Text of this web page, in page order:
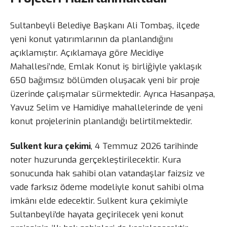
Sultanbeyli Belediye Başkanı Ali Tombaş, ilçede
yeni konut yatırımlarının da planlandığını
açıklamıştır. Açıklamaya göre Mecidiye
Mahallesi’nde, Emlak Konut iş birliğiyle yaklaşık
650 bağımsız bölümden oluşacak yeni bir proje
üzerinde çalışmalar sürmektedir. Ayrıca Hasanpaşa,
Yavuz Selim ve Hamidiye mahallelerinde de yeni
konut projelerinin planlandığı belirtilmektedir.
Sulkent kura çekimi, 4 Temmuz 2026 tarihinde
noter huzurunda gerçekleştirilecektir. Kura
sonucunda hak sahibi olan vatandaşlar faizsiz ve
vade farksız ödeme modeliyle konut sahibi olma
imkânı elde edecektir. Sulkent kura çekimiyle
Sultanbeyli’de hayata geçirilecek yeni konut